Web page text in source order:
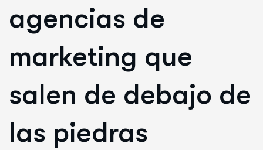
agencias de
marketing que
salen de debajo de
las piedras